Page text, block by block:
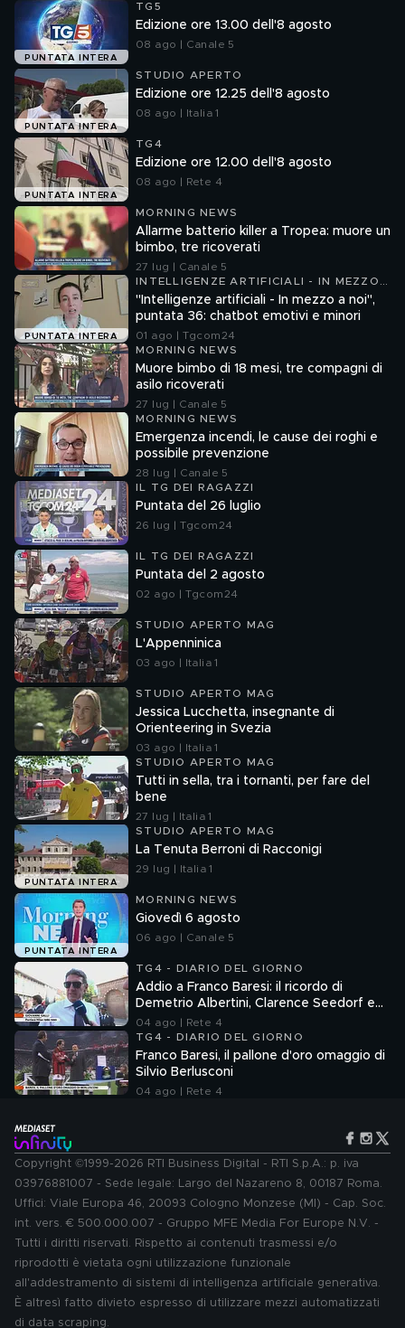
PUNTATA INTERA
TG5
Edizione ore 13.00 dell'8 agosto
08 ago | Canale 5
PUNTATA INTERA
STUDIO APERTO
Edizione ore 12.25 dell'8 agosto
08 ago | Italia 1
PUNTATA INTERA
TG4
Edizione ore 12.00 dell'8 agosto
08 ago | Rete 4
MORNING NEWS
Allarme batterio killer a Tropea: muore un
bimbo, tre ricoverati
27 lug | Canale 5
PUNTATA INTERA
INTELLIGENZE ARTIFICIALI - IN MEZZO
A NOI
"Intelligenze artificiali - In mezzo a noi",
puntata 36: chatbot emotivi e minori
01 ago | Tgcom24
MORNING NEWS
Muore bimbo di 18 mesi, tre compagni di
asilo ricoverati
27 lug | Canale 5
MORNING NEWS
Emergenza incendi, le cause dei roghi e
possibile prevenzione
28 lug | Canale 5
IL TG DEI RAGAZZI
Puntata del 26 luglio
26 lug | Tgcom24
IL TG DEI RAGAZZI
Puntata del 2 agosto
02 ago | Tgcom24
STUDIO APERTO MAG
L'Appenninica
03 ago | Italia 1
STUDIO APERTO MAG
Jessica Lucchetta, insegnante di
Orienteering in Svezia
03 ago | Italia 1
STUDIO APERTO MAG
Tutti in sella, tra i tornanti, per fare del
bene
27 lug | Italia 1
PUNTATA INTERA
STUDIO APERTO MAG
La Tenuta Berroni di Racconigi
29 lug | Italia 1
PUNTATA INTERA
MORNING NEWS
Giovedì 6 agosto
06 ago | Canale 5
TG4 - DIARIO DEL GIORNO
Addio a Franco Baresi: il ricordo di
Demetrio Albertini, Clarence Seedorf e
Giovanni Galli
04 ago | Rete 4
TG4 - DIARIO DEL GIORNO
Franco Baresi, il pallone d'oro omaggio di
Silvio Berlusconi
04 ago | Rete 4
Copyright ©1999-2026 RTI Business Digital - RTI S.p.A.: p. iva
03976881007 - Sede legale: Largo del Nazareno 8, 00187 Roma.
Uffici: Viale Europa 46, 20093 Cologno Monzese (MI) - Cap. Soc.
int. vers. € 500.000.007 - Gruppo MFE Media For Europe N.V. -
Tutti i diritti riservati. Rispetto ai contenuti trasmessi e/o
riprodotti è vietata ogni utilizzazione funzionale
all'addestramento di sistemi di intelligenza artificiale generativa.
È altresì fatto divieto espresso di utilizzare mezzi automatizzati
di data scraping.